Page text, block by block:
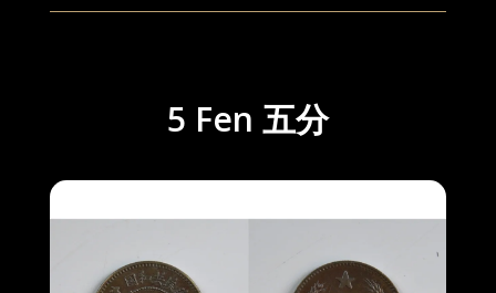
5 Fen 五分